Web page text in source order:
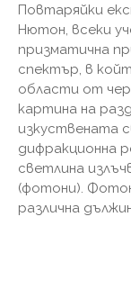
Повтаряйки
Нютон, всеки
призматична
спектър, в
области от
картина на
изкуствената
дифракционна
светлина
(фотони).
различна